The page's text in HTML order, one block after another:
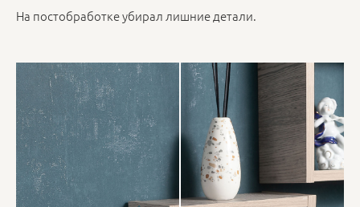
На постобработке убирал лишние детали.